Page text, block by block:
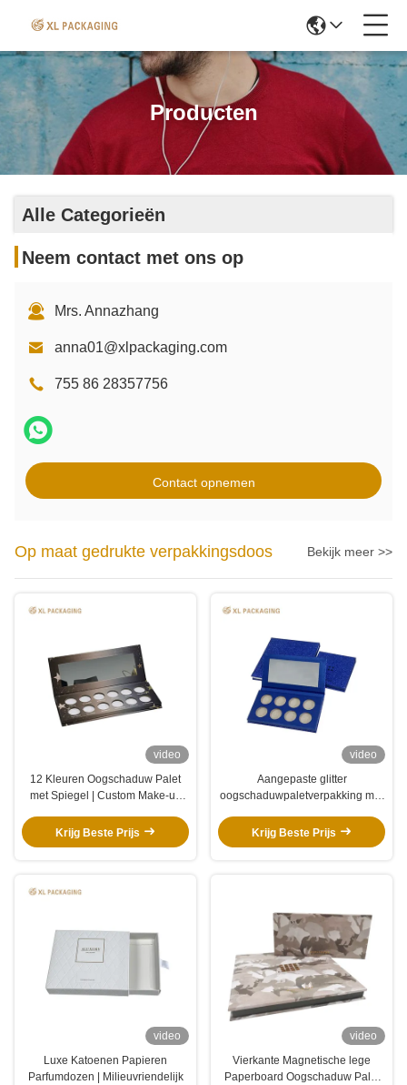
Producten
Alle Categorieën
Neem contact met ons op
Mrs. Annazhang
anna01@xlpackaging.com
755 86 28357756
Contact opnemen
Op maat gedrukte verpakkingsdoos Bekijk meer >>
video
12 Kleuren Oogschaduw Palet
met Spiegel | Custom Make-up
Krijg Beste Prijs
video
Aangepaste glitter
oogschaduwpaletverpakking met
Krijg Beste Prijs
video
Luxe Katoenen Papieren
Parfumdozen | Milieuvriendelijk
video
Vierkante Magnetische lege
Paperboard Oogschaduw Palet